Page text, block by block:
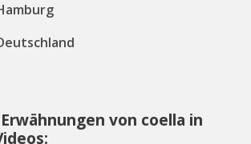
von coella in